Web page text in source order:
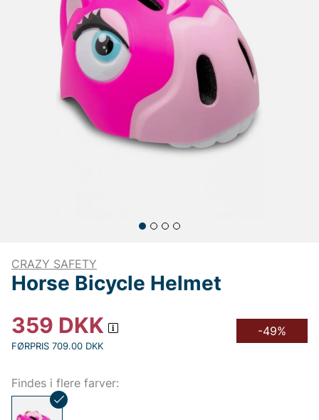
CRAZY SAFETY
Horse Bicycle Helmet
359 DKK
FØRPRIS 709.00 DKK
-49%
Findes i flere farver: